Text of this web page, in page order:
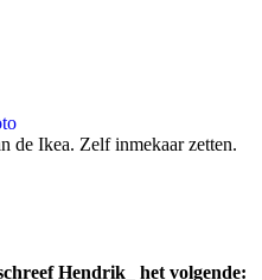
de Ikea. Zelf inmekaar zetten.
Hendrik_ het volgende: